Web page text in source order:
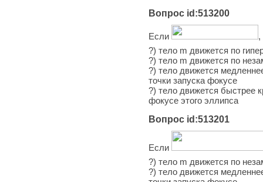
Вопрос id:513200
Если
,
?) тело m движется по
?) тело m движется по
?) тело движется
точки запуска фокусе
?) тело движется быстрее
фокусе этого эллипса
Вопрос id:513201
Если
?) тело m движется по
?) тело движется